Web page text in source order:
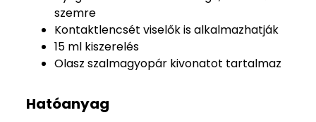
szemre
Kontaktlencsét viselők is alkalmazhatják
15 ml kiszerelés
Olasz szalmagyopár kivonatot tartalmaz
Hatóanyag